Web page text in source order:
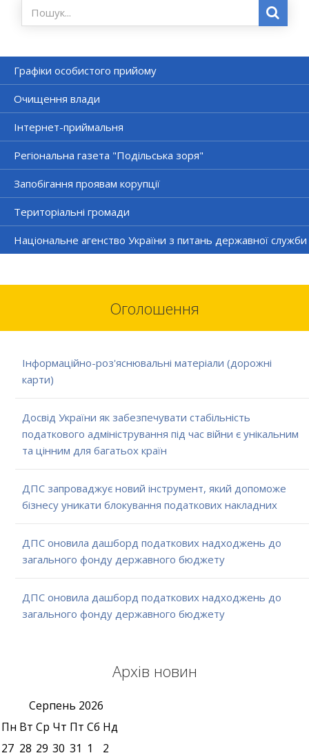
Графіки особистого прийому
Очищення влади
Інтернет-приймальня
Регіональна газета "Подільська зоря"
Запобігання проявам корупції
Територіальні громади
Національне агенство України з питань державної служби
Оголошення
Інформаційно-роз'яснювальні матеріали (дорожні
карти)
Досвід України як забезпечувати стабільність
податкового адміністрування під час війни є унікальним
та цінним для багатьох країн
ДПС запроваджує новий інструмент, який допоможе
бізнесу уникати блокування податкових накладних
ДПС оновила дашборд податкових надходжень до
загального фонду державного бюджету
ДПС оновила дашборд податкових надходжень до
загального фонду державного бюджету
Архів новин
Серпень 2026
Пн Вт Ср Чт Пт Сб Нд
27 28 29 30 31 1 2